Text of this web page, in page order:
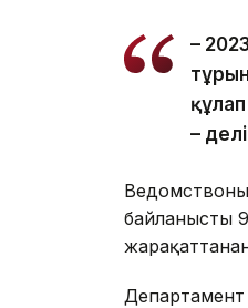
–
–
байланысты
Департамент